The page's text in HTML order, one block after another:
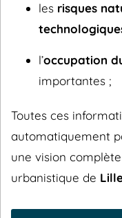
les risques
l’occupation
importantes ;
Toutes ces
automatiquement
une vision
urbanistique de